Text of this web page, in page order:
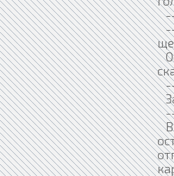
--
--
--
--
В